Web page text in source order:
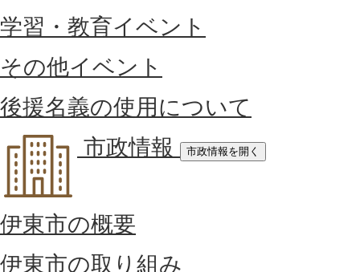
学習・教育イベント
その他イベント
後援名義の使用について
市政情報
市政情報を開く
伊東市の概要
伊東市の取り組み